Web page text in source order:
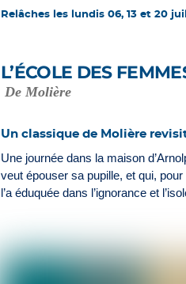
Relâches les lundis 06, 13 et 20
L’ÉCOLE DES
De Molière
Un classique de Molière
Une journée dans la maison
veut épouser sa pupille, et qui, pour
l’a éduquée dans l’ignorance et